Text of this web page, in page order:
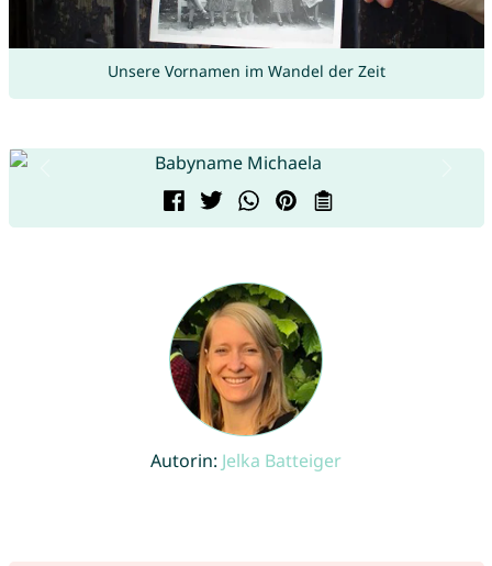
Unsere Vornamen im Wandel der Zeit
Autorin: Jelka Batteiger